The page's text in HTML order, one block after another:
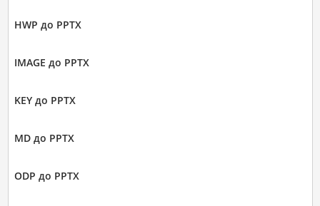
HWP до PPTX
IMAGE до PPTX
KEY до PPTX
MD до PPTX
ODP до PPTX